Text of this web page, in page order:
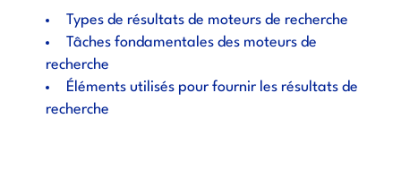
Types de résultats de moteurs de recherche
Tâches fondamentales des moteurs de
recherche
Éléments utilisés pour fournir les résultats de
recherche